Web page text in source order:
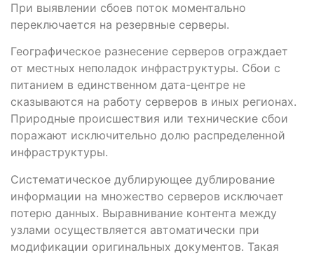
При выявлении сбоев поток моментально
переключается на резервные серверы.
Географическое разнесение серверов ограждает
от местных неполадок инфраструктуры. Сбои с
питанием в единственном дата-центре не
сказываются на работу серверов в иных регионах.
Природные происшествия или технические сбои
поражают исключительно долю распределенной
инфраструктуры.
Систематическое дублирующее дублирование
информации на множество серверов исключает
потерю данных. Выравнивание контента между
узлами осуществляется автоматически при
модификации оригинальных документов. Такая